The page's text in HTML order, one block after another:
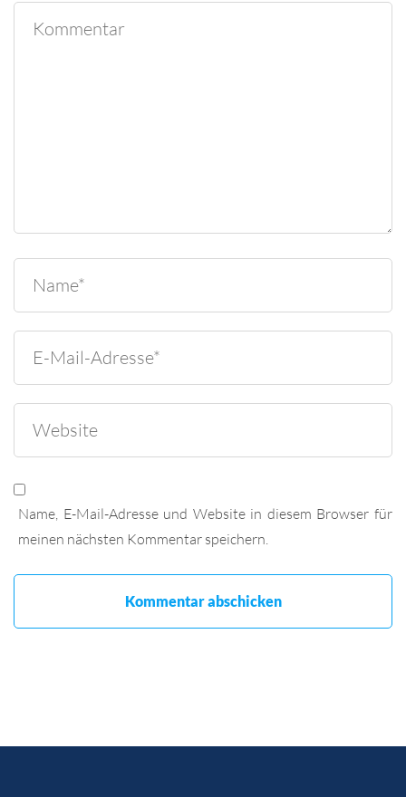
Name, E-Mail-Adresse und Website in diesem Browser für
meinen nächsten Kommentar speichern.